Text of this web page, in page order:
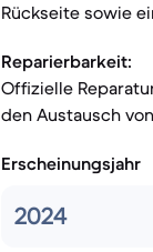
Rückseite sowie
Reparierbarkeit:
Offizielle
den Austausch
Erscheinungsjahr
2024